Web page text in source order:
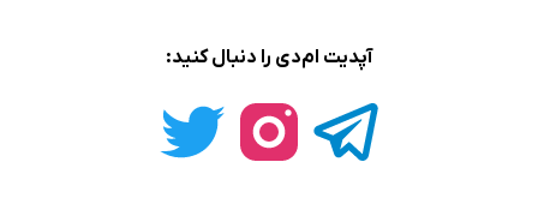
آپدیت ام‌دی را دنبال کنید: